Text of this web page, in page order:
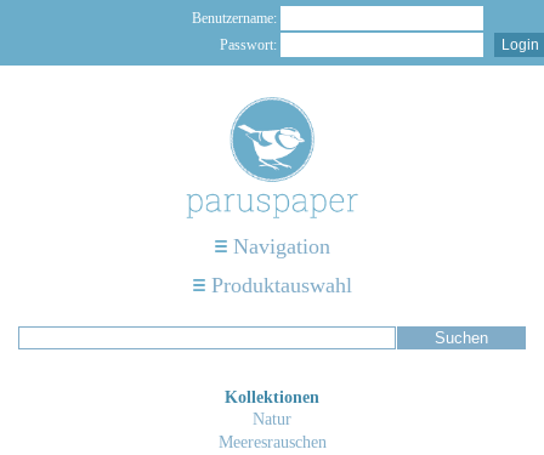
Benutzername:
Passwort:
Navigation
Produktauswahl
Kollektionen
Natur
Meeresrauschen